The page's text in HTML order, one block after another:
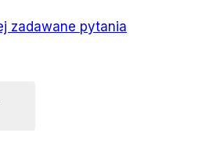
zadawane pytania